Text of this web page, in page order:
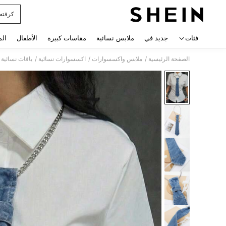
فئات جديد في ملابس نسائية مقاسات كبيرة الأطفال
الصفحة الرئيسية / ملابس واكسسوارات / اكسسوارات نسائية / ياقات